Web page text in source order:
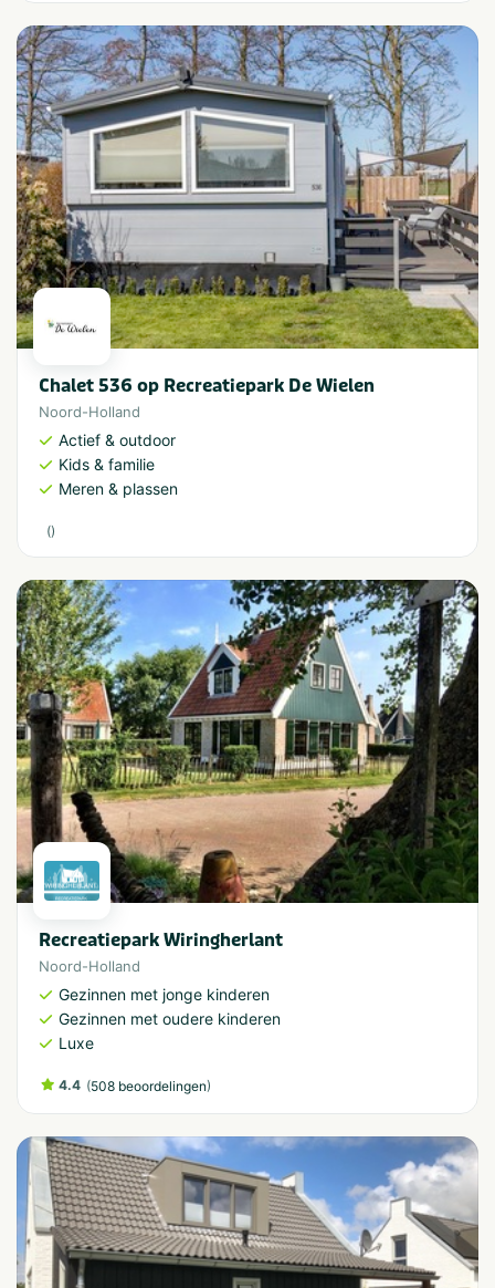
Chalet 536 op Recreatiepark De Wielen
Noord-Holland
Actief & outdoor
Kids & familie
Meren & plassen
()
Recreatiepark Wiringherlant
Noord-Holland
Gezinnen met jonge kinderen
Gezinnen met oudere kinderen
Luxe
4.4 (508 beoordelingen)